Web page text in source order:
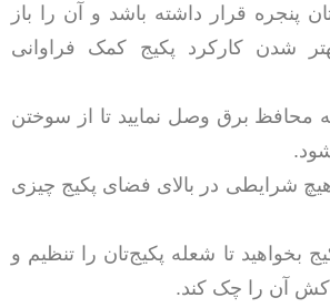
پنجره قرار داشته باشد و آن را باز
شدن کارکرد پکیج کمک فراوانی
محافظ برق وصل نمایید تا از سوختن
شرایطی در بالای فضای پکیج چیزی
بخواهید تا شعله پکیج‌تان را تنظیم و
آن را چک کند.